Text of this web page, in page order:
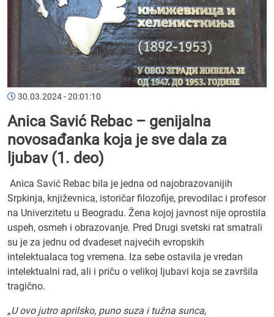
30.03.2024 - 20:01:10
Anica Savić Rebac – genijalna
novosađanka koja je sve dala za
ljubav (1. deo)
Anica Savić Rebac bila je jedna od najobrazovanijih
Srpkinja, književnica, istoričar filozofije, prevodilac i profesor
na Univerzitetu u Beogradu. Žena kojoj javnost nije oprostila
uspeh, osmeh i obrazovanje. Pred Drugi svetski rat smatrali
su je za jednu od dvadeset najvećih evropskih
intelektualaca tog vremena. Iza sebe ostavila je vredan
intelektualni rad, ali i priču o velikoj ljubavi koja se završila
tragično.
„U ovo jutro aprilsko, puno suza i tužna sunca,